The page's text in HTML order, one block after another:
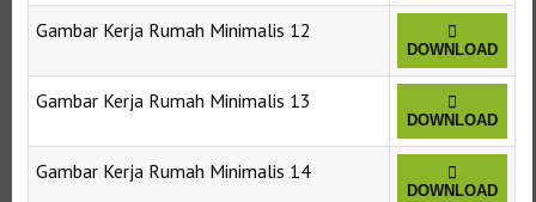
Gambar Kerja Rumah Minimalis 12
DOWNLOAD
Gambar Kerja Rumah Minimalis 13
DOWNLOAD
Gambar Kerja Rumah Minimalis 14
DOWNLOAD